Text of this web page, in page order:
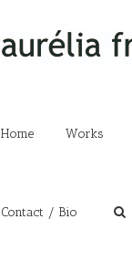
Home Works
Contact / Bio